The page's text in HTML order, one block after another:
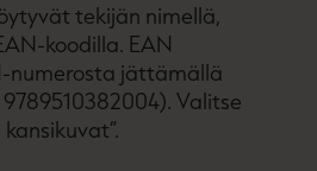
tekijän nimellä,
koodilla. EAN
numerosta jättämällä
Valitse